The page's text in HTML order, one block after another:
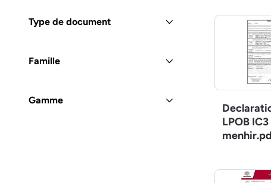
Type de document
Famille
Gamme
LPOB